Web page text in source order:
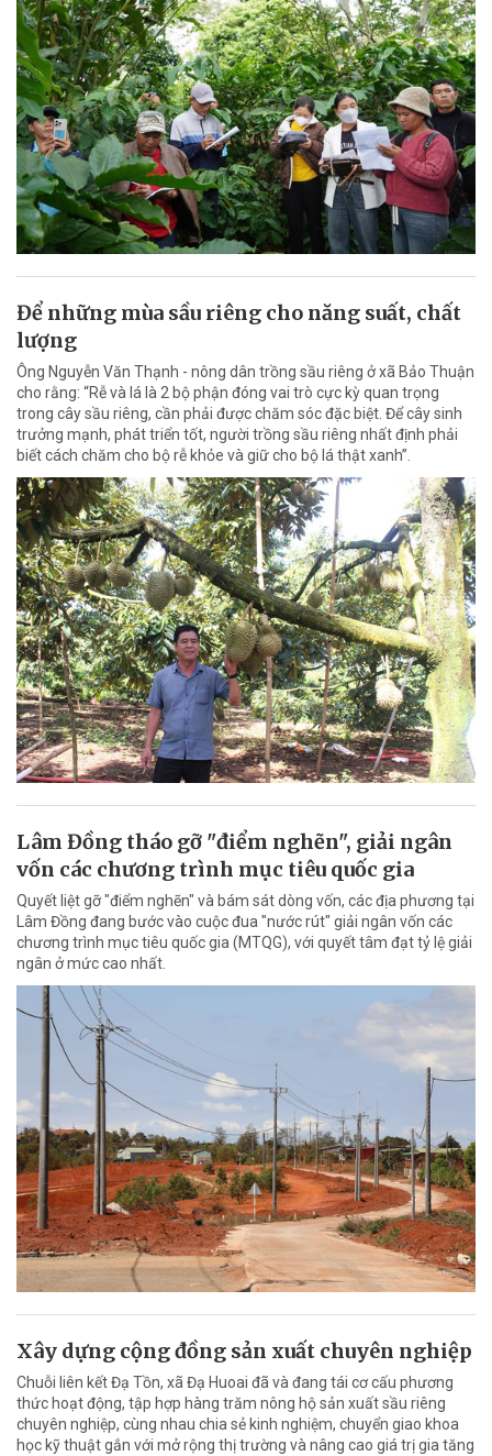
Để những mùa sầu riêng cho năng suất, chất
lượng
Ông Nguyễn Văn Thạnh - nông dân trồng sầu riêng ở xã Bảo Thuận
cho rằng: “Rễ và lá là 2 bộ phận đóng vai trò cực kỳ quan trọng
trong cây sầu riêng, cần phải được chăm sóc đặc biệt. Để cây sinh
trưởng mạnh, phát triển tốt, người trồng sầu riêng nhất định phải
biết cách chăm cho bộ rễ khỏe và giữ cho bộ lá thật xanh”.
Lâm Đồng tháo gỡ "điểm nghẽn", giải ngân
vốn các chương trình mục tiêu quốc gia
Quyết liệt gỡ "điểm nghẽn" và bám sát dòng vốn, các địa phương tại
Lâm Đồng đang bước vào cuộc đua "nước rút" giải ngân vốn các
chương trình mục tiêu quốc gia (MTQG), với quyết tâm đạt tỷ lệ giải
ngân ở mức cao nhất.
Xây dựng cộng đồng sản xuất chuyên nghiệp
Chuỗi liên kết Đạ Tồn, xã Đạ Huoai đã và đang tái cơ cấu phương
thức hoạt động, tập hợp hàng trăm nông hộ sản xuất sầu riêng
chuyên nghiệp, cùng nhau chia sẻ kinh nghiệm, chuyển giao khoa
học kỹ thuật gắn với mở rộng thị trường và nâng cao giá trị gia tăng